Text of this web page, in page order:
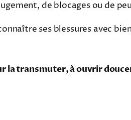
de blocages ou de
ses blessures avec
la transmuter, à ouvrir